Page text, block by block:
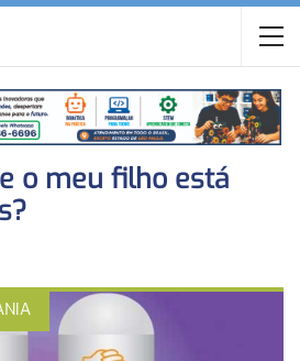
o meu filho está